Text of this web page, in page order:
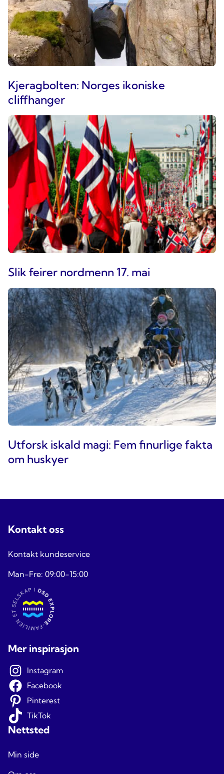
Kjeragbolten: Norges ikoniske
cliffhanger
Slik feirer nordmenn 17. mai
Utforsk iskald magi: Fem finurlige fakta
om huskyer
Kontakt oss
Kontakt kundeservice
Man-Fre: 09:00-15:00
Mer inspirasjon
Instagram
Facebook
Pinterest
TikTok
Nettsted
Min side